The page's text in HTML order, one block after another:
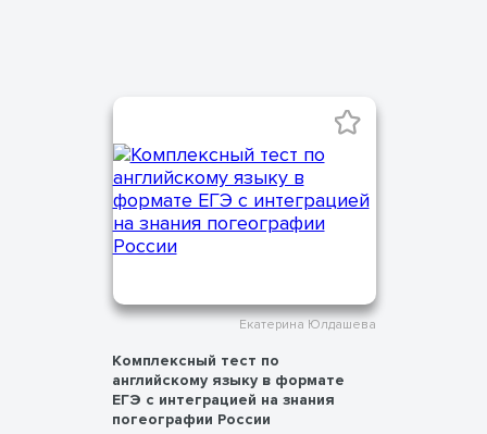
Екатерина Юлдашева
Комплексный тест по
английскому языку в формате
ЕГЭ с интеграцией на знания
погеографии России